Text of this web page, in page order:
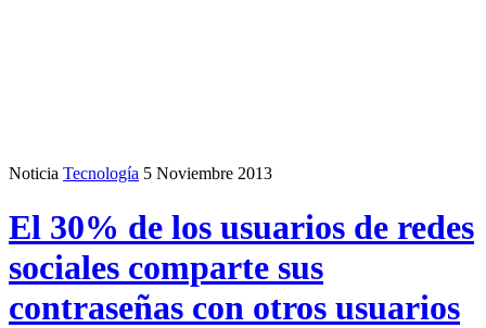
Noticia Tecnología 5 Noviembre 2013
El 30% de los usuarios de redes
sociales comparte sus
contraseñas con otros usuarios